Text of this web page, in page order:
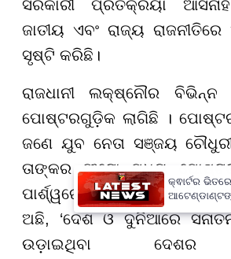
ସରକାରୀ ପ୍ରତିକ୍ରିୟା
ଜାତୀୟ ଏବଂ ରାଜ୍ୟ
ସୃଷ୍ଟି କରିଛି।
ରାଜଧାନୀ ଲକ୍ଷ୍ନୌର
ପୋଷ୍ଟରଗୁଡ଼ିକ ଲାଗିଛି ।
ଜଣେ ଯୁବ ନେତା ସଞ୍ଜୟ
ତାଙ୍କର ଫଟୋ ମଧ୍ୟ
ପାର୍ଶ୍ୱରେ ପ୍ରଦର୍ଶିତ ହୋଇଛି।
ଅଛି, ‘ଦେଶ ଓ ଦୁନିଆରେ ସନାତନ
ଉଡ଼ାଇଥିବା ଦେଶର
କ୍ଵାର୍ଟର
ଉଦ୍ଧାର